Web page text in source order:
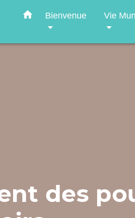
home Bienvenue Vie
des